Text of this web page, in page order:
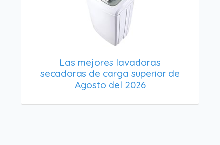
Las mejores lavadoras
secadoras de carga superior de
Agosto del 2026